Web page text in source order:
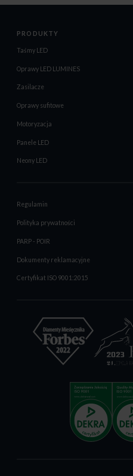
PRODUKTY
Taśmy LED
Oprawy LED LUMINES
Zasilacze
Oprawy sufitowe
Motoryzacja
Panele LED
Neony LED
Regulamin
Polityka prywatności
PARP - POIR
Dokumenty reklamacyjne
Certyfikat ISO 9001:2015